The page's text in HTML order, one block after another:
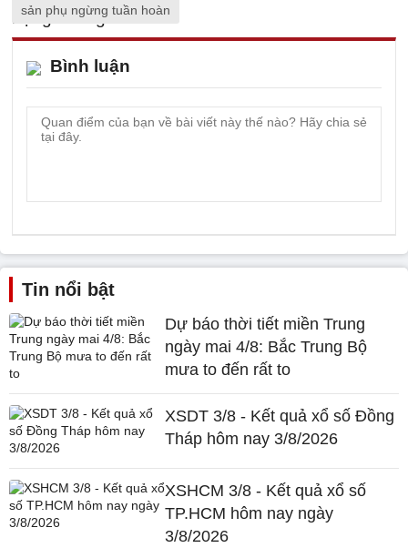
sản phụ ngừng tuần hoàn
Bình luận
Tin nổi bật
Dự báo thời tiết miền Trung
ngày mai 4/8: Bắc Trung Bộ
mưa to đến rất to
XSDT 3/8 - Kết quả xổ số Đồng
Tháp hôm nay 3/8/2026
XSHCM 3/8 - Kết quả xổ số
TP.HCM hôm nay ngày
3/8/2026